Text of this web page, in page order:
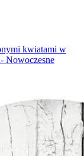
kwiatami w
Nowoczesne